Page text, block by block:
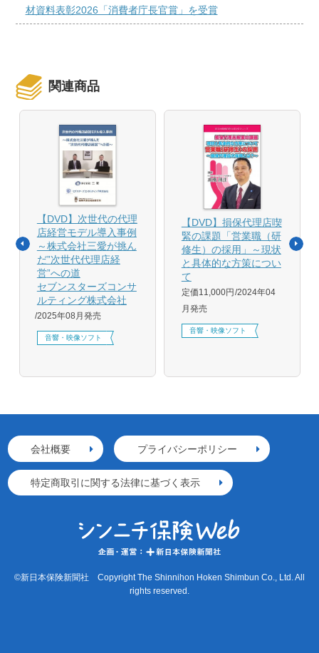
材資料表彰2026「消費者庁長官賞」を受賞
関連商品
【DVD】次世代の代理
店経営モデル導入事例
～株式会社三愛が挑ん
だ”次世代代理店経
営”への道
セブンスターズコンサ
ルティング株式会社
2025年08月発売
音響・映像ソフト
【DVD】損保代理店喫
緊の課題「営業職（研
修生）の採用」～現状
と具体的な方策につい
て
定価11,000円 2024年04
月発売
音響・映像ソフト
会社概要 プライバシーポリシー
特定商取引に関する法律に基づく表示
©新日本保険新聞社 Copyright The Shinnihon Hoken Shimbun Co., Ltd. All
rights reserved.